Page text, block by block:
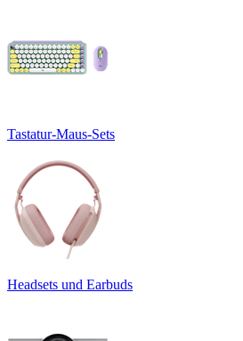
Tastatur-Maus-Sets
Headsets und Earbuds